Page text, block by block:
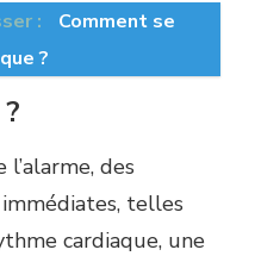
:
Comment se
?
des
telles
cardiaque, une